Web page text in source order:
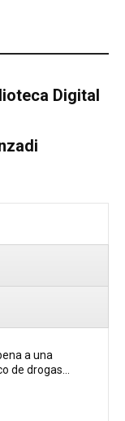
Digital
a una
de drogas...